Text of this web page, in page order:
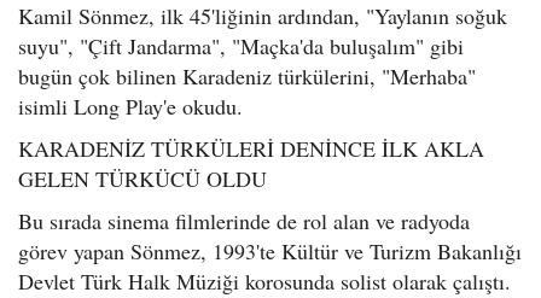
Kamil Sönmez, ilk 45'liğinin ardından, "Yaylanın soğuk
suyu", "Çift Jandarma", "Maçka'da buluşalım" gibi
bugün çok bilinen Karadeniz türkülerini, "Merhaba"
isimli Long Play'e okudu.
KARADENİZ TÜRKÜLERİ DENİNCE İLK AKLA
GELEN TÜRKÜCÜ OLDU
Bu sırada sinema filmlerinde de rol alan ve radyoda
görev yapan Sönmez, 1993'te Kültür ve Turizm Bakanlığı
Devlet Türk Halk Müziği korosunda solist olarak çalıştı.